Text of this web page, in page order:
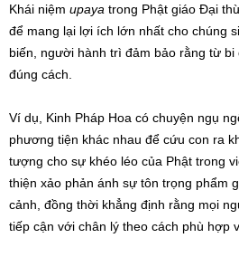
Khái niệm upaya trong Phật giáo Đại
để mang lại lợi ích lớn nhất cho chúng
biến, người hành trì đảm bảo rằng từ bi
đúng cách.
Ví dụ, Kinh Pháp Hoa có chuyện ngụ
phương tiện khác nhau để cứu con ra
tượng cho sự khéo léo của Phật trong
thiện xảo phản ánh sự tôn trọng phẩm
cảnh, đồng thời khẳng định rằng mọi
tiếp cận với chân lý theo cách phù hợp